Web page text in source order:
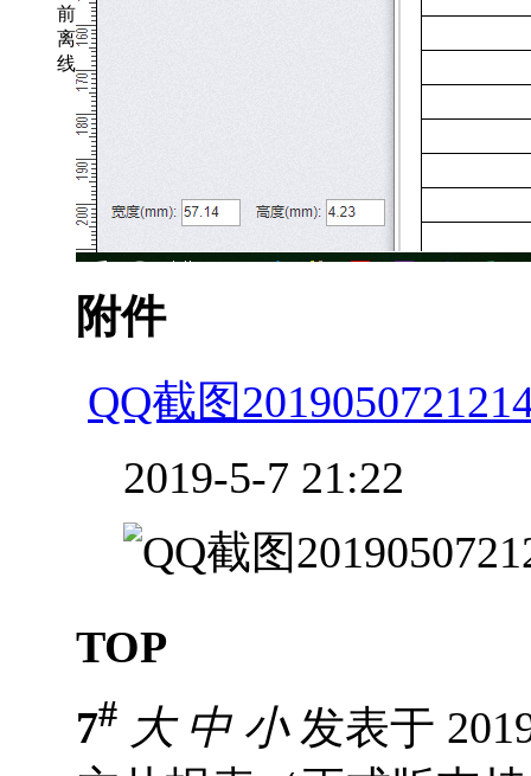
前
离
线
附件
QQ截图
2019-5-7 21:22
TOP
7# 大 中 小发表于